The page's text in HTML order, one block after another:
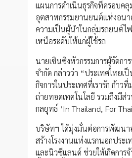
แผนการดำเนินธุรกิจที่ครอบค
อุตสาหกรรมยานยนต์แห่งอนาค
ความเป็นผู้นำในกลุ่มรถยนต์ไ
เหนือระดับให้แก่ผู้ใช้รถ
นายเซินซิงหัวกรรมการผู้จัดกา
จำกัด กล่าวว่า “ประเทศไทยเ
กิจการในประเทศที่เรารัก ก้า
ถ่ายทอดเทคโนโลยี รวมถึงมีส่
กลยุทธ์ ‘In Thailand, For
บริษัทฯ ได้มุ่งมั่นต่อการพัฒนา
สร้างโรงงานแห่งแรกนอกประ
และนิวซีแลนด์ ช่วยให้เกิดการ